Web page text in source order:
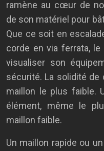
ramène au cœur de
de son matériel pour
Que ce soit en
corde en via ferrata,
visualiser son
sécurité. La solidité
maillon le plus faible.
élément, même le
maillon faible.
Un maillon rapide ou